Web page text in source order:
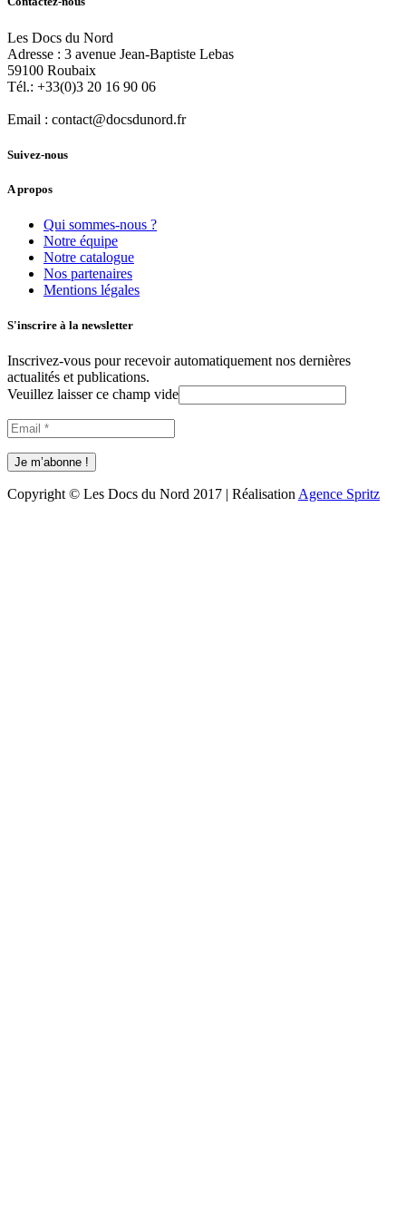
Les Docs du Nord
Adresse : 3 avenue Jean-Baptiste Lebas
59100 Roubaix
Tél.: +33(0)3 20 16 90 06
Email : contact@docsdunord.fr
Suivez-nous
A propos
Qui sommes-nous ?
Notre équipe
Notre catalogue
Nos partenaires
Mentions légales
S'inscrire à la newsletter
Inscrivez-vous pour recevoir automatiquement nos dernières
actualités et publications.
Veuillez laisser ce champ vide
Copyright © Les Docs du Nord 2017 | RéalisationAgence Spritz